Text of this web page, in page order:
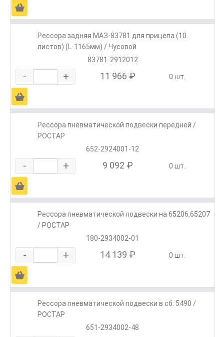
Ä
Рессора задняя МАЗ-83781 для прицепа (10
листов) (L-1165мм) / Чусовой
83781-2912012
- + 11 966 ₽ 0 шт.
Ä
Рессора пневматической подвески передней /
РОСТАР
652-2924001-12
- + 9 092 ₽ 0 шт.
Ä
Рессора пневматической подвески на 65206,65207
/ РОСТАР
180-2934002-01
- + 14 139 ₽ 0 шт.
Ä
Рессора пневматической подвески в сб. 5490 /
РОСТАР
651-2934002-48